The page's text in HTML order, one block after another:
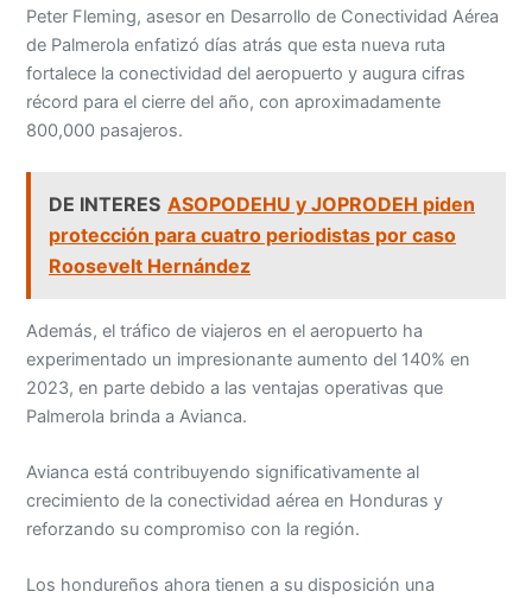
Peter Fleming, asesor en Desarrollo de Conectividad Aérea
de Palmerola enfatizó días atrás que esta nueva ruta
fortalece la conectividad del aeropuerto y augura cifras
récord para el cierre del año, con aproximadamente
800,000 pasajeros.
DE INTERES ASOPODEHU y JOPRODEH piden
protección para cuatro periodistas por caso
Roosevelt Hernández
Además, el tráfico de viajeros en el aeropuerto ha
experimentado un impresionante aumento del 140% en
2023, en parte debido a las ventajas operativas que
Palmerola brinda a Avianca.
Avianca está contribuyendo significativamente al
crecimiento de la conectividad aérea en Honduras y
reforzando su compromiso con la región.
Los hondureños ahora tienen a su disposición una